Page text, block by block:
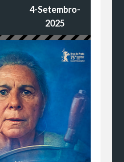
4-Setembro-
2025